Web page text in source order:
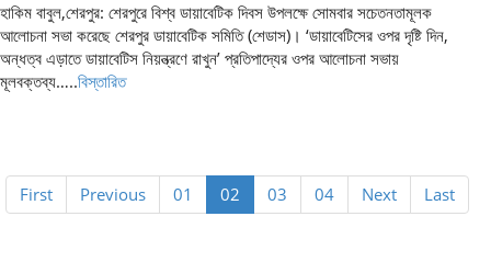
হাকিম বাবুল,শেরপুর: শেরপুরে বিশ্ব ডায়াবেটিক দিবস উপলক্ষে সোমবার সচেতনতামূলক
আলোচনা সভা করেছে শেরপুর ডায়াবেটিক সমিতি (শেডাস)। ‘ডায়াবেটিসের ওপর দৃষ্টি দিন,
অন্ধত্ব এড়াতে ডায়াবেটিস নিয়ন্ত্রণে রাখুন’ প্রতিপাদ্যের ওপর আলোচনা সভায়
মূলবক্তব্য…..বিস্তারিত
First Previous 01 02 03 04 Next Last